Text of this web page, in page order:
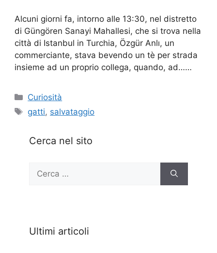
Alcuni giorni fa, intorno alle 13:30, nel distretto
di Güngören Sanayi Mahallesi, che si trova nella
città di Istanbul in Turchia, Özgür Anlı, un
commerciante, stava bevendo un tè per strada
insieme ad un proprio collega, quando, ad……
Categorie
Curiosità
Tag
gatti, salvataggio
Cerca nel sito
per:
Ultimi articoli